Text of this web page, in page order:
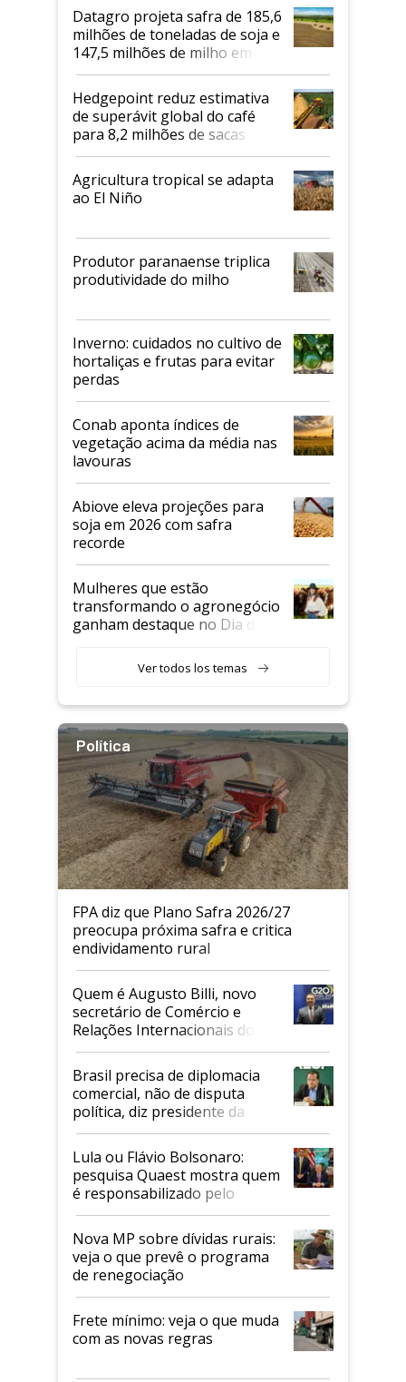
Datagro projeta safra de 185,6
milhões de toneladas de soja e
147,5 milhões de milho em
2026/27
Hedgepoint reduz estimativa
de superávit global do café
para 8,2 milhões de sacas
Agricultura tropical se adapta
ao El Niño
Produtor paranaense triplica
produtividade do milho
Inverno: cuidados no cultivo de
hortaliças e frutas para evitar
perdas
Conab aponta índices de
vegetação acima da média nas
lavouras
Abiove eleva projeções para
soja em 2026 com safra
recorde
Mulheres que estão
transformando o agronegócio
ganham destaque no Dia do
Ver todos los temas
Política
FPA diz que Plano Safra 2026/27
preocupa próxima safra e critica
endividamento rural
Quem é Augusto Billi, novo
secretário de Comércio e
Relações Internacionais do
Mapa
Brasil precisa de diplomacia
comercial, não de disputa
política, diz presidente da
Faesp
Lula ou Flávio Bolsonaro:
pesquisa Quaest mostra quem
é responsabilizado pelo
tarifaço dos EUA
Nova MP sobre dívidas rurais:
veja o que prevê o programa
de renegociação
Frete mínimo: veja o que muda
com as novas regras